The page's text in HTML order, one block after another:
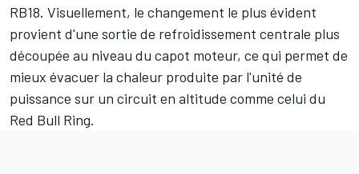
RB18. Visuellement, le changement le plus évident
provient d'une sortie de refroidissement centrale plus
découpée au niveau du capot moteur, ce qui permet de
mieux évacuer la chaleur produite par l'unité de
puissance sur un circuit en altitude comme celui du
Red Bull Ring.